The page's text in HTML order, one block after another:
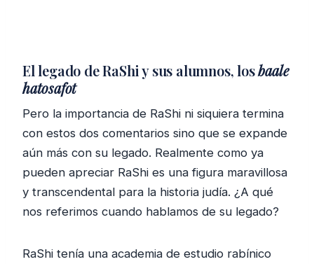
El legado de RaShi y sus alumnos, losbaale
hatosafot
Pero la importancia de RaShi ni siquiera termina
con estos dos comentarios sino que se expande
aún más con su legado. Realmente como ya
pueden apreciar RaShi es una figura maravillosa
y transcendental para la historia judía. ¿A qué
nos referimos cuando hablamos de su legado?
RaShi tenía una academia de estudio rabínico